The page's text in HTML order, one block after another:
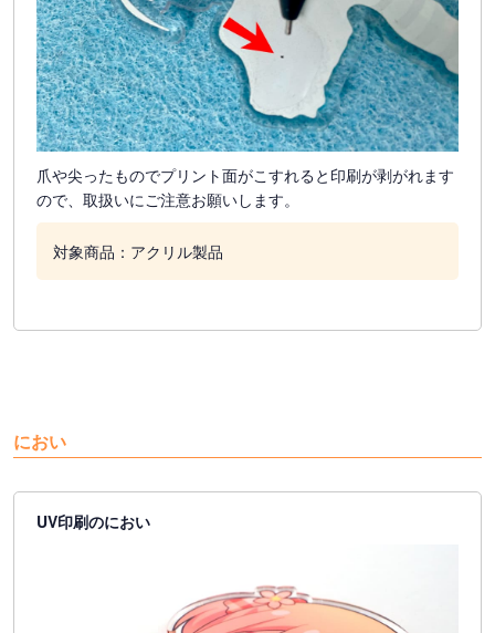
爪や尖ったものでプリント面がこすれると印刷が剥がれます
ので、取扱いにご注意お願いします。
対象商品：アクリル製品
におい
UV印刷のにおい